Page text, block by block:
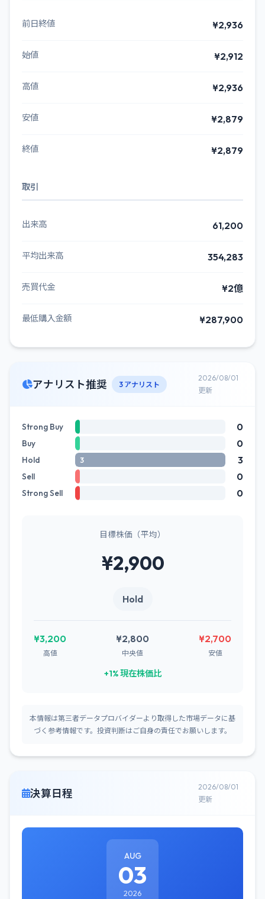
前日終値 ¥2,936
始値 ¥2,912
高値 ¥2,936
安値 ¥2,879
終値 ¥2,879
取引
出来高 61,200
平均出来高 354,283
売買代金 ¥2億
最低購入金額 ¥287,900
アナリスト推奨 3 アナリスト
2026/08/01
更新
Strong Buy 0
Buy 0
Hold 3 3
Sell 0
Strong Sell 0
目標株価（平均）
¥2,900
Hold
¥3,200
高値
¥2,800
中央値
¥2,700
安値
+1% 現在株価比
本情報は第三者データプロバイダーより取得した市場データに基
づく参考情報です。投資判断はご自身の責任でお願いします。
決算日程
2026/08/01
更新
AUG
03
2026